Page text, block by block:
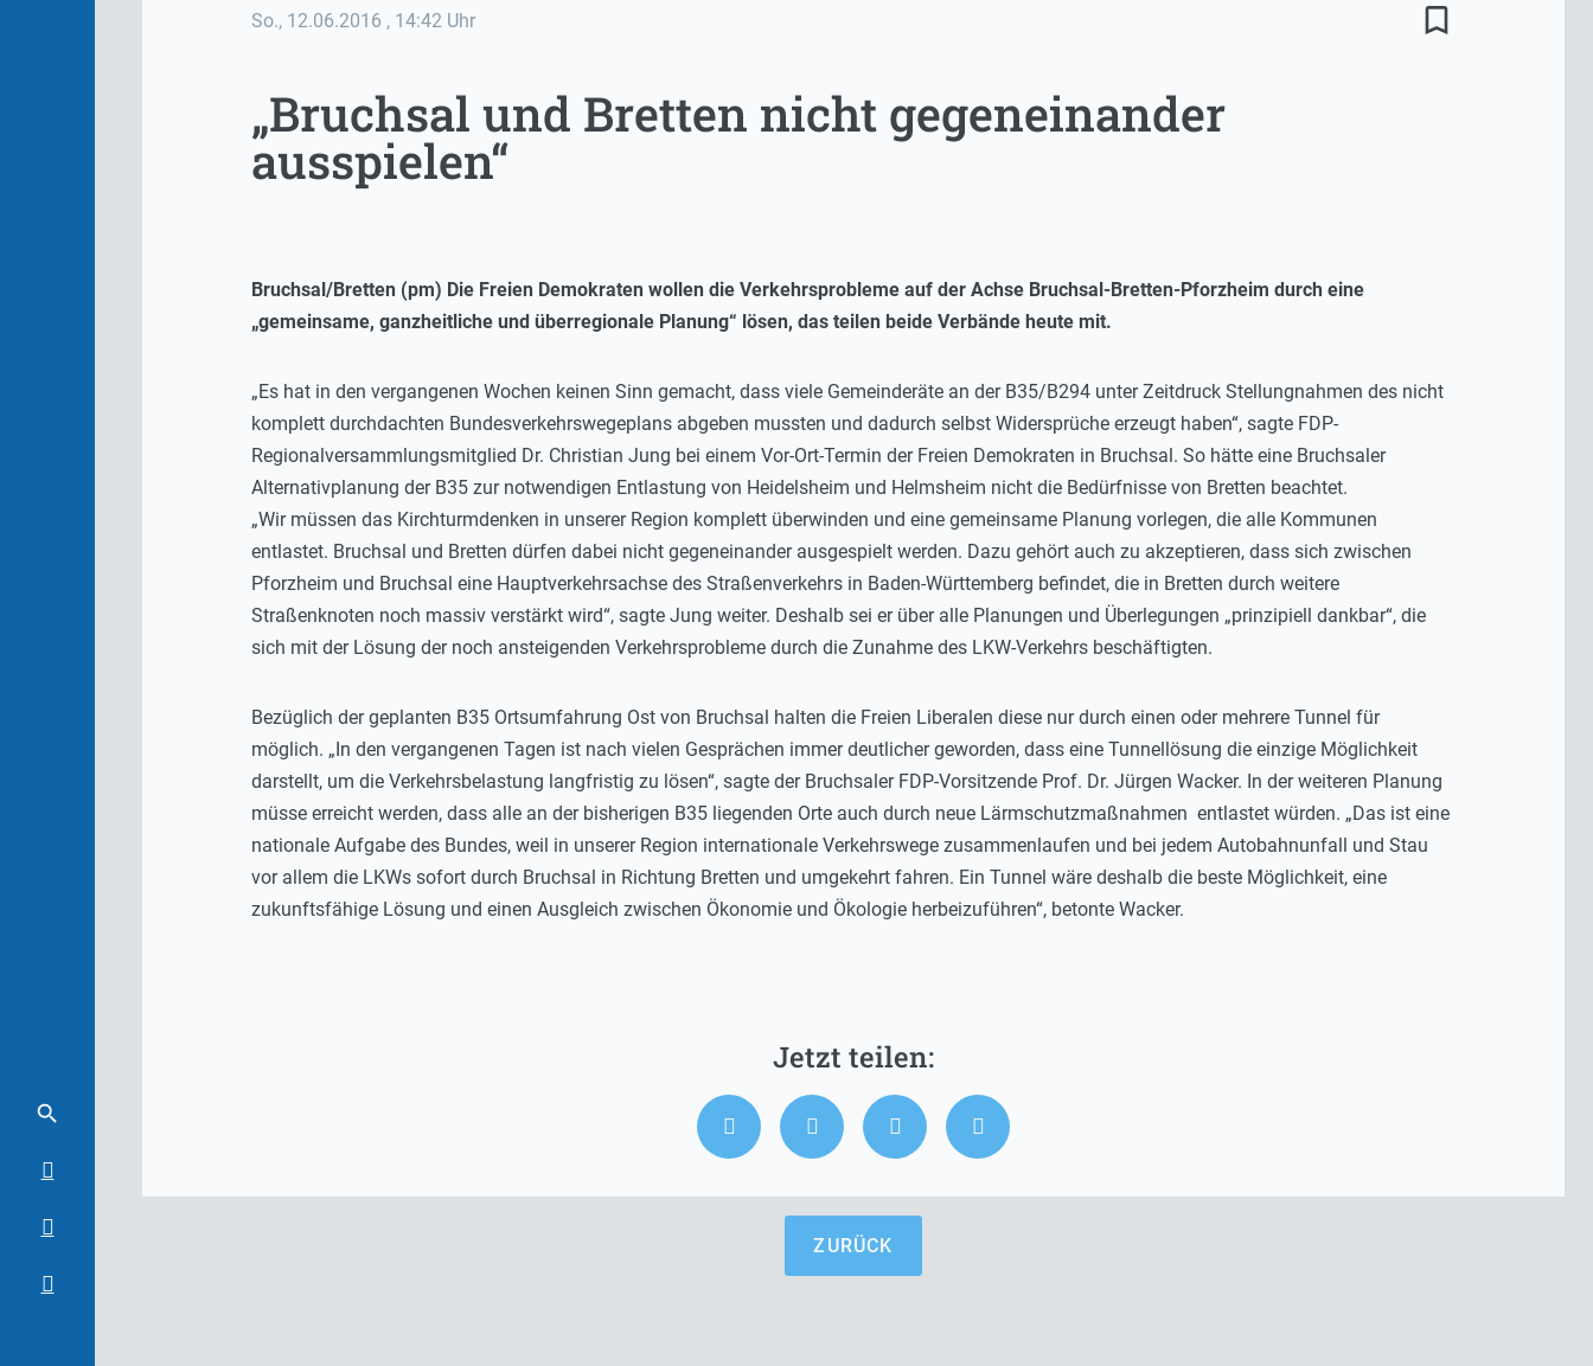
So., 12.06.2016 , 14:42 Uhr bookmark_border
„Bruchsal und Bretten nicht gegeneinander
ausspielen“
Bruchsal/Bretten (pm) Die Freien Demokraten wollen die Verkehrsprobleme auf der Achse Bruchsal-Bretten-Pforzheim durch eine
„gemeinsame, ganzheitliche und überregionale Planung“ lösen, das teilen beide Verbände heute mit.
„Es hat in den vergangenen Wochen keinen Sinn gemacht, dass viele Gemeinderäte an der B35/B294 unter Zeitdruck Stellungnahmen des nicht
komplett durchdachten Bundesverkehrswegeplans abgeben mussten und dadurch selbst Widersprüche erzeugt haben“, sagte FDP-
Regionalversammlungsmitglied Dr. Christian Jung bei einem Vor-Ort-Termin der Freien Demokraten in Bruchsal. So hätte eine Bruchsaler
Alternativplanung der B35 zur notwendigen Entlastung von Heidelsheim und Helmsheim nicht die Bedürfnisse von Bretten beachtet.
„Wir müssen das Kirchturmdenken in unserer Region komplett überwinden und eine gemeinsame Planung vorlegen, die alle Kommunen
entlastet. Bruchsal und Bretten dürfen dabei nicht gegeneinander ausgespielt werden. Dazu gehört auch zu akzeptieren, dass sich zwischen
Pforzheim und Bruchsal eine Hauptverkehrsachse des Straßenverkehrs in Baden-Württemberg befindet, die in Bretten durch weitere
Straßenknoten noch massiv verstärkt wird“, sagte Jung weiter. Deshalb sei er über alle Planungen und Überlegungen „prinzipiell dankbar“, die
sich mit der Lösung der noch ansteigenden Verkehrsprobleme durch die Zunahme des LKW-Verkehrs beschäftigten.
Bezüglich der geplanten B35 Ortsumfahrung Ost von Bruchsal halten die Freien Liberalen diese nur durch einen oder mehrere Tunnel für
möglich. „In den vergangenen Tagen ist nach vielen Gesprächen immer deutlicher geworden, dass eine Tunnellösung die einzige Möglichkeit
darstellt, um die Verkehrsbelastung langfristig zu lösen“, sagte der Bruchsaler FDP-Vorsitzende Prof. Dr. Jürgen Wacker. In der weiteren Planung
müsse erreicht werden, dass alle an der bisherigen B35 liegenden Orte auch durch neue Lärmschutzmaßnahmen entlastet würden. „Das ist eine
nationale Aufgabe des Bundes, weil in unserer Region internationale Verkehrswege zusammenlaufen und bei jedem Autobahnunfall und Stau
vor allem die LKWs sofort durch Bruchsal in Richtung Bretten und umgekehrt fahren. Ein Tunnel wäre deshalb die beste Möglichkeit, eine
zukunftsfähige Lösung und einen Ausgleich zwischen Ökonomie und Ökologie herbeizuführen“, betonte Wacker.
ZURÜCK